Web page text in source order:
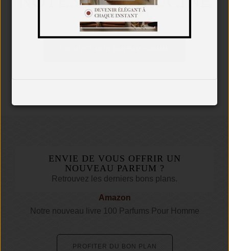
ENVIE DE VOUS OFFRIR UN
NOUVEAU PARFUM ?
Retrouvez les derniers bons plans.
Amazon
Notre nouveau livre 100 Parfums Pour Homme
PROFITER DU BON PLAN